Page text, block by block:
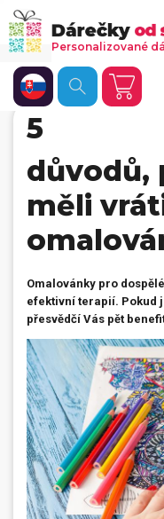
Fotoobrazy a dekorace
Kalendáře s vlastními
Trička a oděvy
Personalizované hry
Hrnečky a keramika
Doplňky do kanceláře,
Přívěsky, dog tagy,
Tašky, vaky, ruksaky
Dárečky
PO-PÁ 8:00 - 16:00
+420 516 770 521
Personalizované
5
důvodů,
měli
Omalovánky pro
efektivní terapií. Pokud
přesvědčí Vás pět